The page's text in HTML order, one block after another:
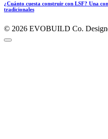
¿Cuánto cuesta construir con LSF? Una
tradicionales
© 2026 EVOBUILD Co.